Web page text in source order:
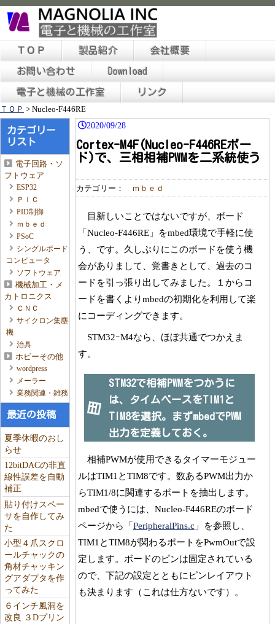
ＴＯＰ 製品紹介 会社概要
お問い合わせ Download
電子と機械の工作室 リンク
ＴＯＰ > Nucleo-F446RE
カテゴリー
リスト
電子回路・ソ
フトウェア
ESP32
ＰＩＣ
PID制御
ｍｂｅｄ
PSoC
シングルボード
コンピュータ
ソフトウェア
機械加工・メ
カトロニクス
ＣＮＣ
サイクロン集塵
機
治具
ホビーその他
wordpress
メーラー
業務関連・雑務
最近の投稿
夏季休暇のおし
らせ
12bitDACの非直
線性誤差を自動
補正
貼り付けスペー
サを自作してみ
た
小型４爪スクロ
ールチャックの
角材チャッキン
グアダプタを作
ってみた
６インチ風洞を
改良 ３Dプリン
2020/09/28
Cortex-M4F(Nucleo-F446REボー
ド)で、三相相補PWMを二系統使う
カテゴリー： ｍｂｅｄ
目新しいことではないですが、ボード
「Nucleo-F446RE」をmbed環境で手軽に使
う、です。久しぶりにこのボードを使う機
会がありまして、覚書きとして、過去のコ
ードを引っ張り出してみました。１からコ
ードを書くよりmbedの初期化を利用して楽
にコーディングできます。
STM32ｰM4なら、ほぼ共通でつかえま
す。
STM32で相補PWMをつかうに
は、タイムベースをTIM1と
TIM8を選択。まずmbedでPWM
出力を定義しておく。
相補PWMが使用できるタイマーモジュー
ルはTIM1とTIM8です。数あるPWM出力か
らTIM1/8に関連するポートを抽出します。
mbedで使うには、Nucleo-F446REのボード
ページから「PeripheralPins.c 」を参照し、
TIM1とTIM8が関わるポートをPwmOutで設
定します。ボードのピンは固定されている
ので、下記の設定とともにピンレイアウト
も決まります（これは仕方ないです）。